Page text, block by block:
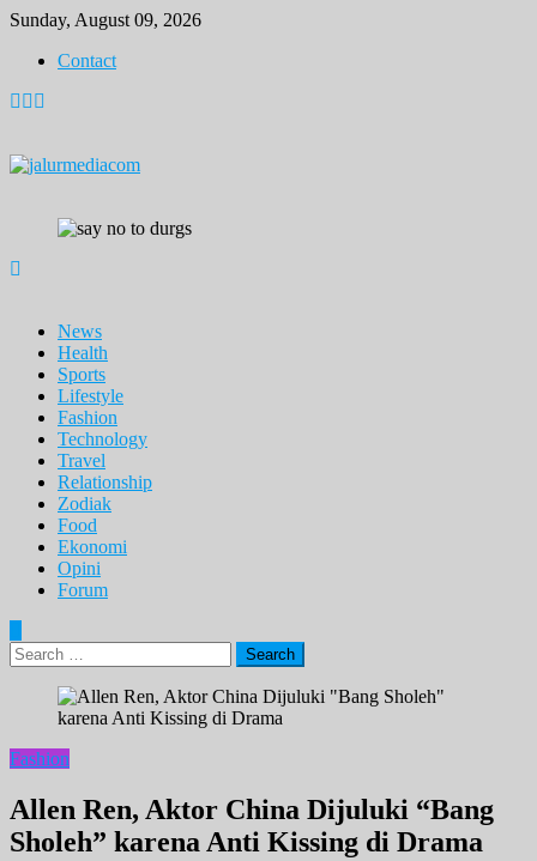
Skip
content
Sunday, August 09, 2026
Contact
News
Health
Sports
Lifestyle
Fashion
Technology
Travel
Relationship
Zodiak
Food
Ekonomi
Opini
Forum
Search
for:
Fashion
Allen Ren, Aktor China Dijuluki “Bang
Sholeh” karena Anti Kissing di Drama